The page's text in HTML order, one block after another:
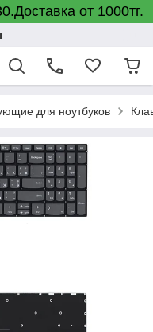
от 1000тг.
для ноутбуков